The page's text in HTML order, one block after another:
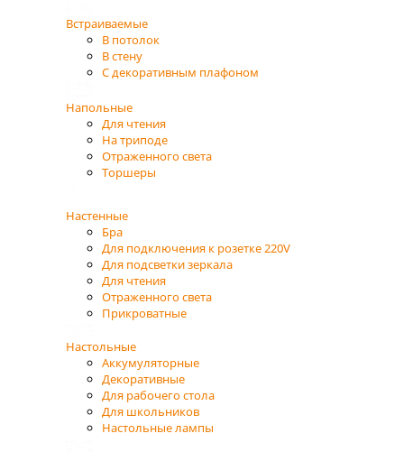
Встраиваемые
В потолок
В стену
С декоративным плафоном
Напольные
Для чтения
На триподе
Отраженного света
Торшеры
Настенные
Бра
Для подключения к розетке 220V
Для подсветки зеркала
Для чтения
Отраженного света
Прикроватные
Настольные
Аккумуляторные
Декоративные
Для рабочего стола
Для школьников
Настольные лампы